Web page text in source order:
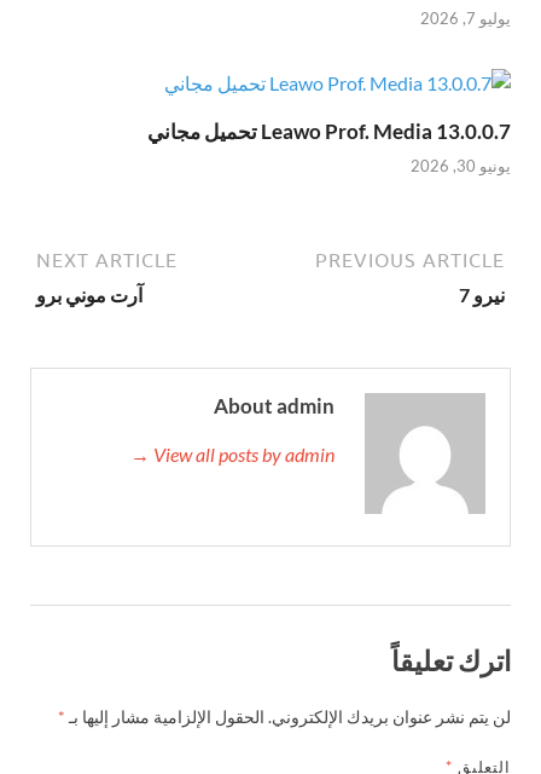
يوليو 7, 2026
Leawo Prof. Media 13.0.0.7 تحميل مجاني
يونيو 30, 2026
PREVIOUS ARTICLE
نيرو 7
NEXT ARTICLE
آرت موني برو
About admin
View all posts by admin →
اترك تعليقاً
لن يتم نشر عنوان بريدك الإلكتروني. الحقول الإلزامية مشار إليها بـ *
التعليق *